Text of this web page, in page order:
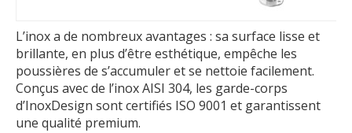
L’inox a de nombreux avantages : sa surface lisse et
brillante, en plus d’être esthétique, empêche les
poussières de s’accumuler et se nettoie facilement.
Conçus avec de l’inox AISI 304, les garde-corps
d’InoxDesign sont certifiés ISO 9001 et garantissent
une qualité premium.